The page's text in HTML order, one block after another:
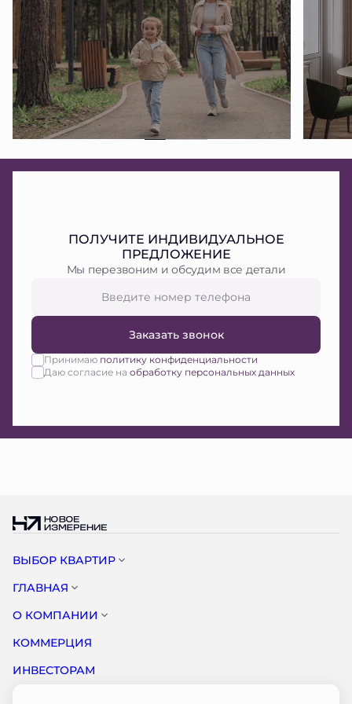
ПОЛУЧИТЕ ИНДИВИДУАЛЬНОЕ
ПРЕДЛОЖЕНИЕ
Мы перезвоним и обсудим все детали
Заказать звонок
Принимаю политику конфиденциальности
Даю согласие на обработку персональных данных
ВЫБОР КВАРТИР
ГЛАВНАЯ
О КОМПАНИИ
КОММЕРЦИЯ
ИНВЕСТОРАМ